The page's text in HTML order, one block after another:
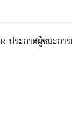
ประกาศผู้ชนะกา